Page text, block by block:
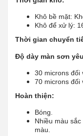
Khô bề mặt:
Khô để xử lý:
Thời gian chuyển
Độ dày màn sơn
30 microns đối
70 microns đối
Hoàn thiện:
Bóng.
Nhiều màu
màu.